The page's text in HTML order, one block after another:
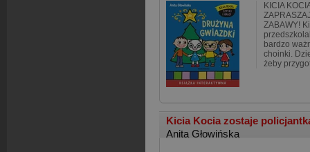
KICIA
ZABAWY!
bardzo
choinki.
żeby
Kicia Kocia zostaje
Anita Głowińska